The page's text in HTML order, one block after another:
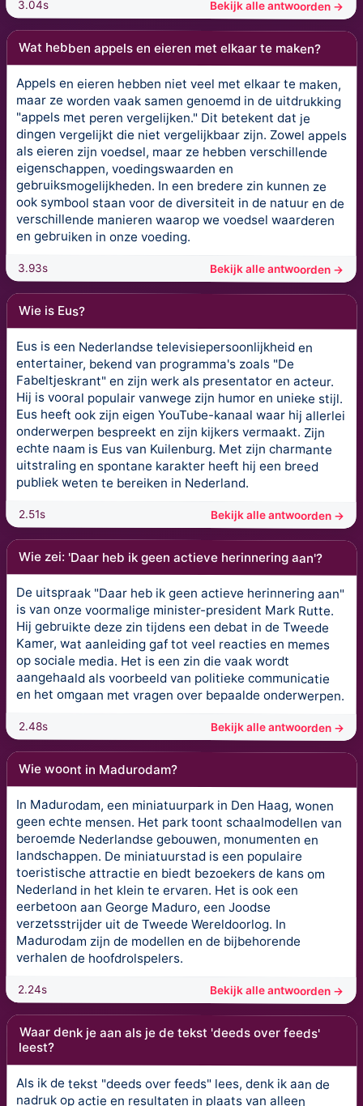
3.04s Bekijk alle antwoorden →
Wat hebben appels en eieren met elkaar te maken?
Appels en eieren hebben niet veel met elkaar te maken,
maar ze worden vaak samen genoemd in de uitdrukking
"appels met peren vergelijken." Dit betekent dat je
dingen vergelijkt die niet vergelijkbaar zijn. Zowel appels
als eieren zijn voedsel, maar ze hebben verschillende
eigenschappen, voedingswaarden en
gebruiksmogelijkheden. In een bredere zin kunnen ze
ook symbool staan voor de diversiteit in de natuur en de
verschillende manieren waarop we voedsel waarderen
en gebruiken in onze voeding.
3.93s Bekijk alle antwoorden →
Wie is Eus?
Eus is een Nederlandse televisiepersoonlijkheid en
entertainer, bekend van programma's zoals "De
Fabeltjeskrant" en zijn werk als presentator en acteur.
Hij is vooral populair vanwege zijn humor en unieke stijl.
Eus heeft ook zijn eigen YouTube-kanaal waar hij allerlei
onderwerpen bespreekt en zijn kijkers vermaakt. Zijn
echte naam is Eus van Kuilenburg. Met zijn charmante
uitstraling en spontane karakter heeft hij een breed
publiek weten te bereiken in Nederland.
2.51s Bekijk alle antwoorden →
Wie zei: 'Daar heb ik geen actieve herinnering aan'?
De uitspraak "Daar heb ik geen actieve herinnering aan"
is van onze voormalige minister-president Mark Rutte.
Hij gebruikte deze zin tijdens een debat in de Tweede
Kamer, wat aanleiding gaf tot veel reacties en memes
op sociale media. Het is een zin die vaak wordt
aangehaald als voorbeeld van politieke communicatie
en het omgaan met vragen over bepaalde onderwerpen.
2.48s Bekijk alle antwoorden →
Wie woont in Madurodam?
In Madurodam, een miniatuurpark in Den Haag, wonen
geen echte mensen. Het park toont schaalmodellen van
beroemde Nederlandse gebouwen, monumenten en
landschappen. De miniatuurstad is een populaire
toeristische attractie en biedt bezoekers de kans om
Nederland in het klein te ervaren. Het is ook een
eerbetoon aan George Maduro, een Joodse
verzetsstrijder uit de Tweede Wereldoorlog. In
Madurodam zijn de modellen en de bijbehorende
verhalen de hoofdrolspelers.
2.24s Bekijk alle antwoorden →
Waar denk je aan als je de tekst 'deeds over feeds'
leest?
Als ik de tekst "deeds over feeds" lees, denk ik aan de
nadruk op actie en resultaten in plaats van alleen